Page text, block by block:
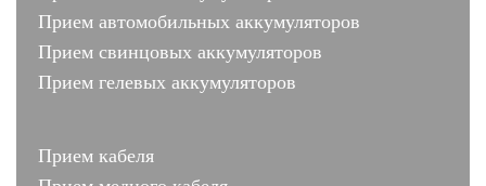
Прием автомобильных аккумуляторов
Прием свинцовых аккумуляторов
Прием гелевых аккумуляторов
Прием кабеля